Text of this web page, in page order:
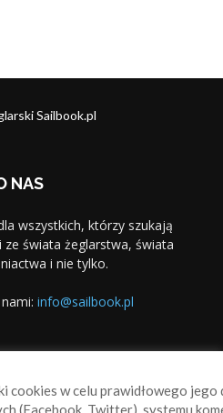
NAS
wszystkich, którzy szukają
świata żeglarstwa, świata
i nie tylko.
info@sailbook.pl
cookies w celu prawidłowego
(Facebook, Twitter), systemu